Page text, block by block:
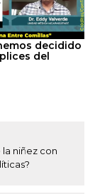
decidido
del
niñez con